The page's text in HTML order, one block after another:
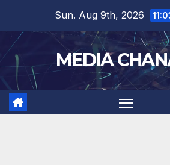
Sun. Aug 9th, 2026
MEDIA